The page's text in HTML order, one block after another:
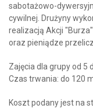
sabotażowo-
cywilnej. Drużyny
realizacją Akcji
oraz pieniądze
Zajęcia dla grupy od 5
Czas trwania: do 120
Koszt podany jest na